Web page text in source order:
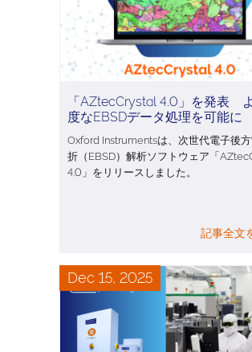
「AZtecCrystal 4.0」を発表
度なEBSDデータ処理を可能に
Oxford Instrumentsは、次世代電子後
折（EBSD）解析ソフトウェア「
4.0」をリリースしました。
記事全文
Dec 15, 2025